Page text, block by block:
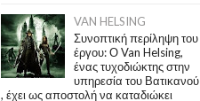
VAN HELSING
Συνοπτική περίληψη του
έργου: Ο Van Helsing,
ένας τυχοδιώκτης στην
υπηρεσία του Βατικανού
, έχει ως αποστολή να καταδιώκει